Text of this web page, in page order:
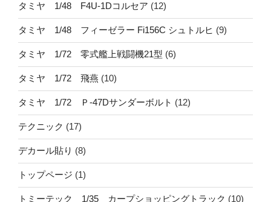
タミヤ 1/48 F4U-1Dコルセア (12)
タミヤ 1/48 フィーゼラー Fi156C シュトルヒ (9)
タミヤ 1/72 零式艦上戦闘機21型 (6)
タミヤ 1/72 飛燕 (10)
タミヤ 1/72 Ｐ-47Dサンダーボルト (12)
テクニック (17)
デカール貼り (8)
トップページ (1)
トミーテック 1/35 カープショッピングトラック (10)